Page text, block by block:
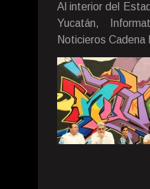
Al interior del
Yucatán,
Noticieros